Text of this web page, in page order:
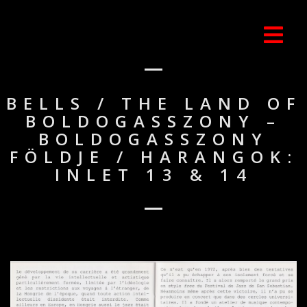
BELLS / THE LAND OF
BOLDOGASSZONY –
BOLDOGASSZONY
FÖLDJE / HARANGOK:
INLET 13 & 14